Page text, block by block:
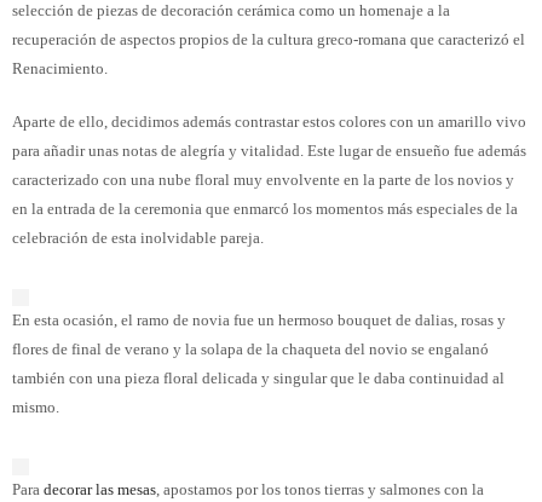
selección de piezas de decoración cerámica como un homenaje a la
recuperación de aspectos propios de la cultura greco-romana que caracterizó el
Renacimiento.
Aparte de ello, decidimos además contrastar estos colores con un amarillo vivo
para añadir unas notas de alegría y vitalidad. Este lugar de ensueño fue además
caracterizado con una nube floral muy envolvente en la parte de los novios y
en la entrada de la ceremonia que enmarcó los momentos más especiales de la
celebración de esta inolvidable pareja.
En esta ocasión, el ramo de novia fue un hermoso bouquet de dalias, rosas y
flores de final de verano y la solapa de la chaqueta del novio se engalanó
también con una pieza floral delicada y singular que le daba continuidad al
mismo.
Para decorar las mesas, apostamos por los tonos tierras y salmones con la